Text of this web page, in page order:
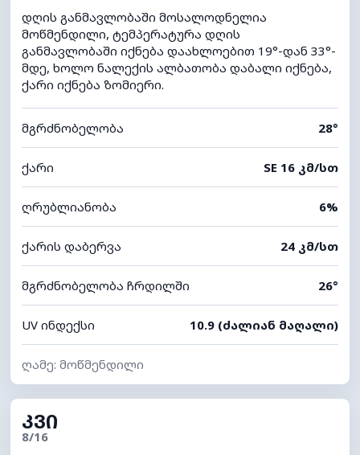
დღის განმავლობაში მოსალოდნელია
მოწმენდილი, ტემპერატურა დღის
განმავლობაში იქნება დაახლოებით 19°-დან 33°-
მდე, ხოლო ნალექის ალბათობა დაბალი იქნება,
ქარი იქნება ზომიერი.
მგრძნობელობა 28°
ქარი SE 16 კმ/სთ
ღრუბლიანობა 6%
ქარის დაბერვა 24 კმ/სთ
მგრძნობელობა ჩრდილში 26°
UV ინდექსი 10.9 (ძალიან მაღალი)
ღამე: მოწმენდილი
ᲙᲕᲘ
8/16